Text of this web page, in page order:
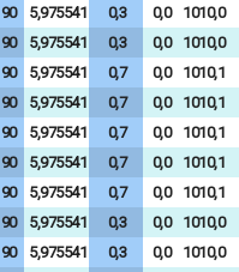
90 5,975541 0,3 0,0 1010,0
90 5,975541 0,3 0,0 1010,0
90 5,975541 0,7 0,0 1010,1
90 5,975541 0,7 0,0 1010,1
90 5,975541 0,7 0,0 1010,1
90 5,975541 0,7 0,0 1010,1
90 5,975541 0,7 0,0 1010,1
90 5,975541 0,3 0,0 1010,0
90 5,975541 0,3 0,0 1010,0